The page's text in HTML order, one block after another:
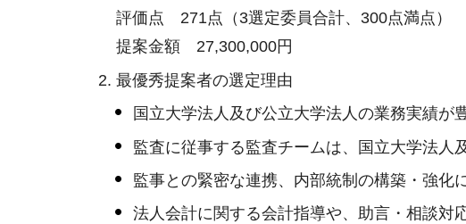
評価点 271点（3選定委員合計、300点満点）
提案金額 27,300,000円
最優秀提案者の選定理由
国立大学法人及び公立大学法人の業務実績が
監査に従事する監査チームは、国立大学法人
監事との緊密な連携、内部統制の構築・強化
法人会計に関する会計指導や、助言・相談対